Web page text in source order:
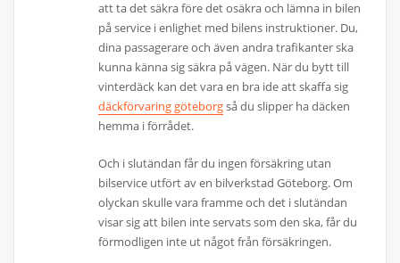
att ta det säkra före det osäkra och lämna in bilen
på service i enlighet med bilens instruktioner. Du,
dina passagerare och även andra trafikanter ska
kunna känna sig säkra på vägen. När du bytt till
vinterdäck kan det vara en bra ide att skaffa sig
däckförvaring göteborgså du slipper ha däcken
hemma i förrådet.
Och i slutändan får du ingen försäkring utan
bilservice utfört av en bilverkstad Göteborg. Om
olyckan skulle vara framme och det i slutändan
visar sig att bilen inte servats som den ska, får du
förmodligen inte ut något från försäkringen.